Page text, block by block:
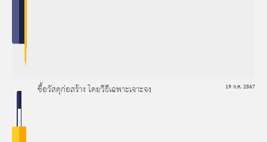
ซื้อวัสดุก่อสร้าง โดยวิธีเฉพาะเจาะจง 19 ก.ค. 2567